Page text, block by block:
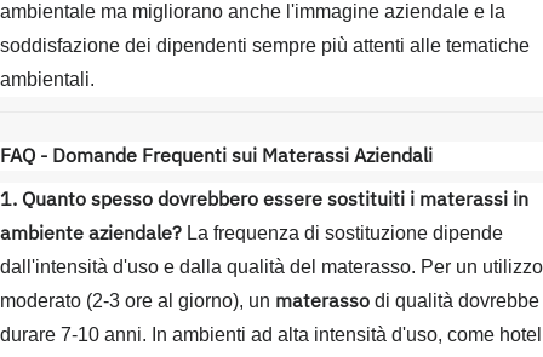
ambientale ma migliorano anche l'immagine aziendale e la
soddisfazione dei dipendenti sempre più attenti alle tematiche
ambientali.
FAQ - Domande Frequenti sui Materassi Aziendali
1. Quanto spesso dovrebbero essere sostituiti i materassi in
ambiente aziendale? La frequenza di sostituzione dipende
dall'intensità d'uso e dalla qualità del materasso. Per un utilizzo
moderato (2-3 ore al giorno), un materasso di qualità dovrebbe
durare 7-10 anni. In ambienti ad alta intensità d'uso, come hotel